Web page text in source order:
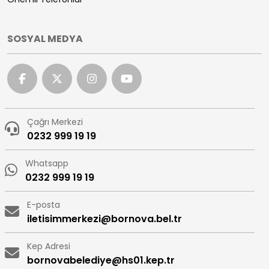
SOSYAL MEDYA
Çağrı Merkezi
0232 999 19 19
Whatsapp
0232 999 19 19
E-posta
iletisimmerkezi@bornova.bel.tr
Kep Adresi
bornovabelediye@hs01.kep.tr